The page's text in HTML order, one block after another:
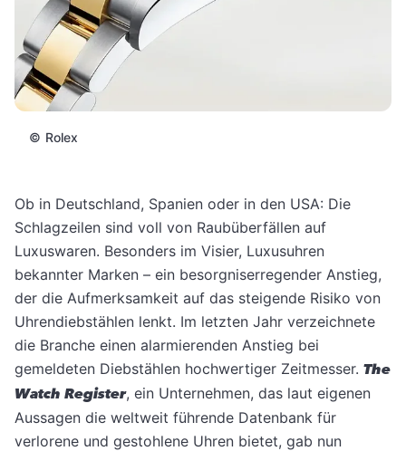
© Rolex
Ob in Deutschland, Spanien oder in den USA: Die
Schlagzeilen sind voll von Raubüberfällen auf
Luxuswaren. Besonders im Visier, Luxusuhren
bekannter Marken – ein besorgniserregender Anstieg,
der die Aufmerksamkeit auf das steigende Risiko von
Uhrendiebstählen lenkt. Im letzten Jahr verzeichnete
die Branche einen alarmierenden Anstieg bei
gemeldeten Diebstählen hochwertiger Zeitmesser. The
Watch Register, ein Unternehmen, das laut eigenen
Aussagen die weltweit führende Datenbank für
verlorene und gestohlene Uhren bietet, gab nun